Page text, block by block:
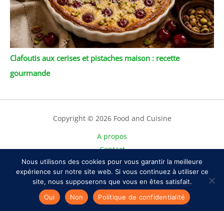
Clafoutis aux cerises et pistaches maison : recette
gourmande
Copyright © 2026 Food and Cuisine
A propos
Contact
Plan du site
Mentions légales
Politique de confidentialité
Nous utilisons des cookies pour vous garantir la meilleure
expérience sur notre site web. Si vous continuez à utiliser ce
site, nous supposerons que vous en êtes satisfait.
Oui
Non Politique de confidentialité